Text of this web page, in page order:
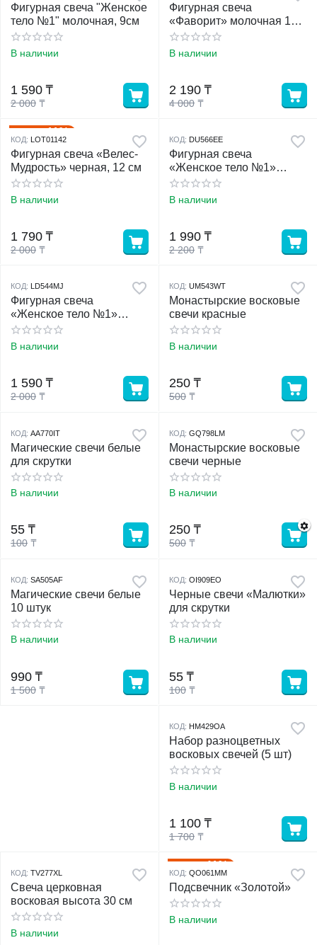
Фигурная свеча "Женское
тело №1" молочная, 9см
В наличии
2 000 ₸
1 590 ₸
Фигурная свеча
«Фаворит» молочная 12
см
В наличии
4 000 ₸
2 190 ₸
11%
КОД: LOT01142
Фигурная свеча «Велес-
Мудрость» черная, 12 см
В наличии
2 000 ₸
1 790 ₸
КОД: DU566EE
Фигурная свеча
«Женское тело №1»
красная, 9 см
В наличии
2 200 ₸
1 990 ₸
КОД: LD544MJ
Фигурная свеча
«Женское тело №1»
черная, 9 см
В наличии
2 000 ₸
1 590 ₸
КОД: UM543WT
Монастырские восковые
свечи красные
В наличии
500 ₸
250 ₸
КОД: AA770IT
Магические свечи белые
для скрутки
В наличии
100 ₸
55 ₸
КОД: GQ798LM
Монастырские восковые
свечи черные
В наличии
500 ₸
250 ₸
КОД: SA505AF
Магические свечи белые
10 штук
В наличии
1 500 ₸
990 ₸
КОД: OI909EO
Черные свечи «Малютки»
для скрутки
В наличии
100 ₸
55 ₸
КОД: HM429OA
Набор разноцветных
восковых свечей (5 шт)
В наличии
1 700 ₸
1 100 ₸
КОД: TV277XL
Свеча церковная
восковая высота 30 см
В наличии
41%
КОД: QO061MM
Подсвечник «Золотой»
В наличии